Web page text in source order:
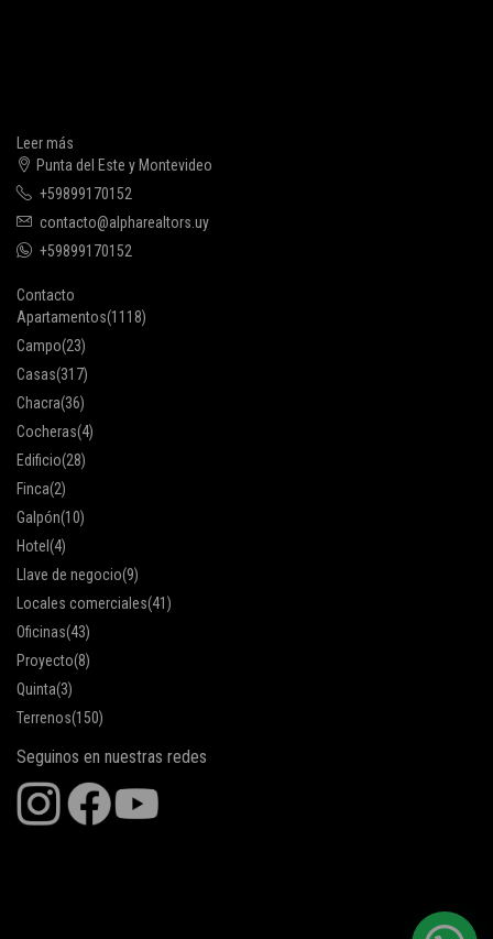
Leer más
Punta del Este y Montevideo
+59899170152
contacto@alpharealtors.uy
+59899170152
Contacto
Apartamentos(1118)
Campo(23)
Casas(317)
Chacra(36)
Cocheras(4)
Edificio(28)
Finca(2)
Galpón(10)
Hotel (4)
Llave de negocio(9)
Locales comerciales(41)
Oficinas(43)
Proyecto(8)
Quinta(3)
Terrenos(150)
Seguinos en nuestras redes